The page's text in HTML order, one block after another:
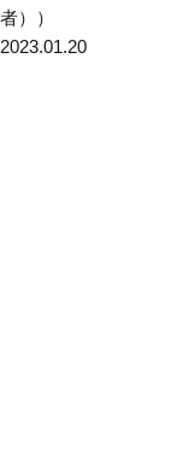
者））
2023.01.20